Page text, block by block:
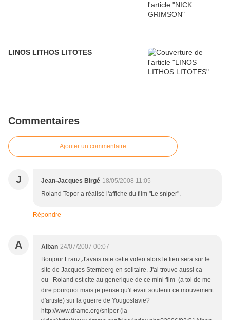
LINOS LITHOS LITOTES
Commentaires
Ajouter un commentaire
J Jean-Jacques Birgé 18/05/2008 11:05
Roland Topor a réalisé l'affiche du film "Le sniper".
Répondre
A Alban 24/07/2007 00:07
Bonjour Franz,J'avais rate cette video alors le lien sera sur le
site de Jacques Sternberg en solitaire. J'ai trouve aussi ca
ou Roland est cite au generique de ce mini film (a toi de me
dire pourquoi mais je pense qu'il evait soutenir ce mouvement
d'artiste) sur la guerre de Yougoslavie?
http://www.drame.org/sniper (la